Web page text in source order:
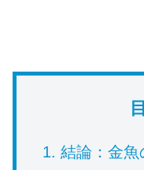
結論：金魚